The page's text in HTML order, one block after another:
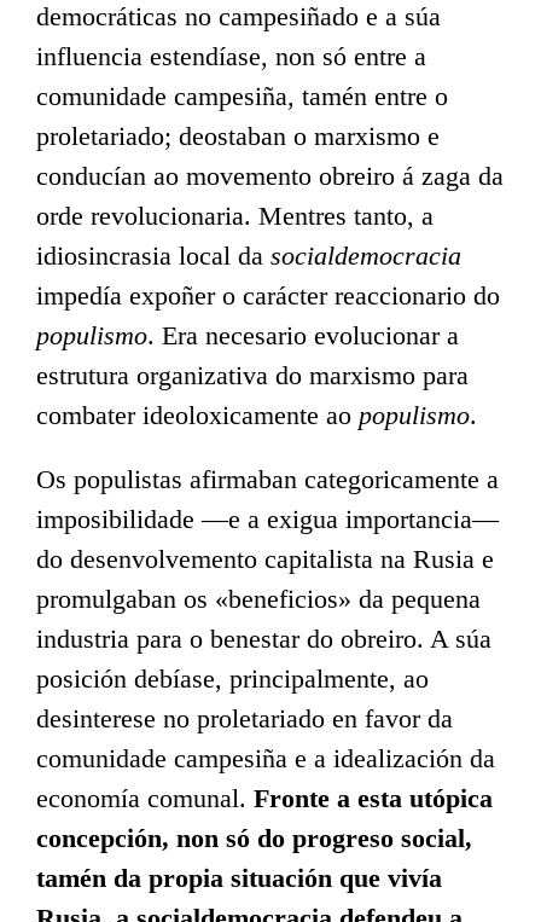
democráticas no campesiñado e a súa
influencia estendíase, non só entre a
comunidade campesiña, tamén entre o
proletariado; deostaban o marxismo e
conducían ao movemento obreiro á zaga da
orde revolucionaria. Mentres tanto, a
idiosincrasia local da socialdemocracia
impedía expoñer o carácter reaccionario do
populismo. Era necesario evolucionar a
estrutura organizativa do marxismo para
combater ideoloxicamente ao populismo.
Os populistas afirmaban categoricamente a
imposibilidade —e a exigua importancia—
do desenvolvemento capitalista na Rusia e
promulgaban os «beneficios» da pequena
industria para o benestar do obreiro. A súa
posición debíase, principalmente, ao
desinterese no proletariado en favor da
comunidade campesiña e a idealización da
economía comunal. Fronte a esta utópica
concepción, non só do progreso social,
tamén da propia situación que vivía